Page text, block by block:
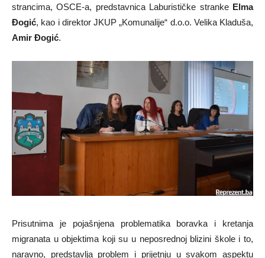
strancima, OSCE-a, predstavnica Laburističke stranke Elma
Đogić, kao i direktor JKUP „Komunalije“ d.o.o. Velika Kladuša,
Amir Đogić.
Prisutnima je pojašnjena problematika boravka i kretanja
migranata u objektima koji su u neposrednoj blizini škole i to,
naravno, predstavlja problem i prijetnju u svakom aspektu